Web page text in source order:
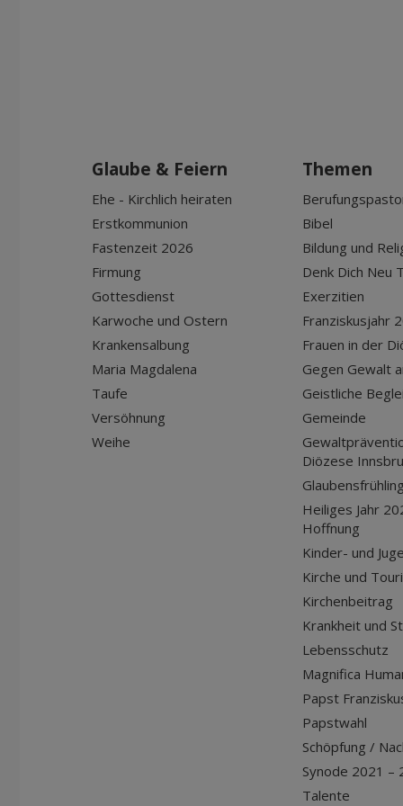
Glaube & Feiern
Ehe - Kirchlich heiraten
Erstkommunion
Fastenzeit 2026
Firmung
Gottesdienst
Karwoche und Ostern
Krankensalbung
Maria Magdalena
Taufe
Versöhnung
Weihe
Themen
Bibel
Bildung und
Denk Dich Neu
Exerzitien
Franziskusjahr
Frauen in der
Gegen Gewalt
Geistliche
Gemeinde
Diözese
Glaubensfrühling
Heiliges Jahr
Hoffnung
Kinder- und
Kirche und
Kirchenbeitrag
Krankheit und
Lebensschutz
Magnifica
Papst
Papstwahl
Schöpfung /
Synode 2021 –
Talente